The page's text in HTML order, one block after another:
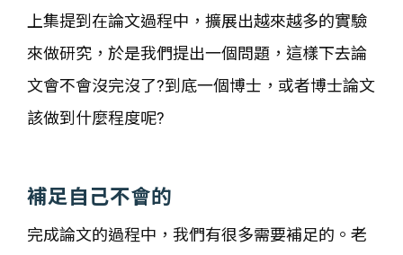
上集提到在論文過程中，擴展出越來越多的實驗
來做研究，於是我們提出一個問題，這樣下去論
文會不會沒完沒了?到底一個博士，或者博士論文
該做到什麼程度呢?
補足自己不會的
完成論文的過程中，我們有很多需要補足的。老